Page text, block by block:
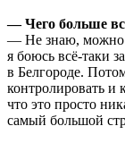
— Чего больше
— Не знаю, можно
я боюсь всё-таки
в Белгороде.
контролировать и
что это просто
самый большой